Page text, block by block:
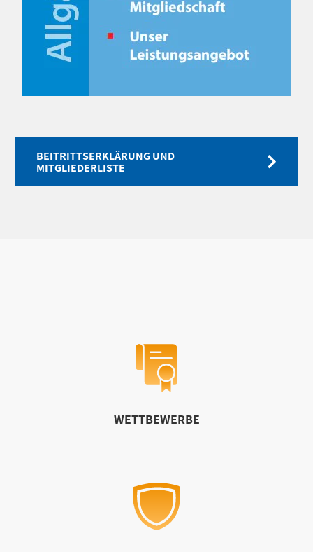
BEITRITTSERKLÄRUNG UND
MITGLIEDERLISTE
WETTBEWERBE